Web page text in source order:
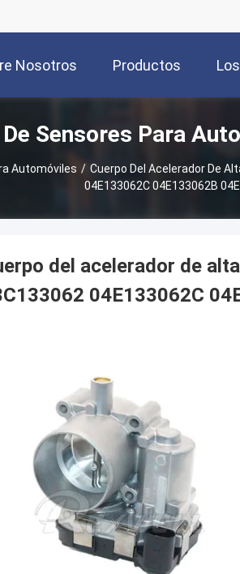
Nosotros Productos
Sensores Para
Automóviles / Cuerpo Del Acelerador De
04E133062C 04E133062B
del acelerador de
04E133062C